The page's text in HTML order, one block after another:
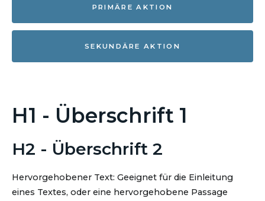
PRIMÄRE AKTION
SEKUNDÄRE AKTION
H1 - Überschrift 1
H2 - Überschrift 2
Hervorgehobener Text: Geeignet für die Einleitung
eines Textes, oder eine hervorgehobene Passage